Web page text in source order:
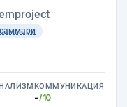
КОММУНИКАЦИЯ
-/10